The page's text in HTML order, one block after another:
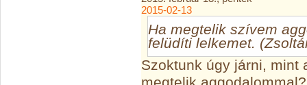
2015-02-13
Ha megtelik szívem
felüdíti lelkemet.
Szoktunk úgy járni, mint